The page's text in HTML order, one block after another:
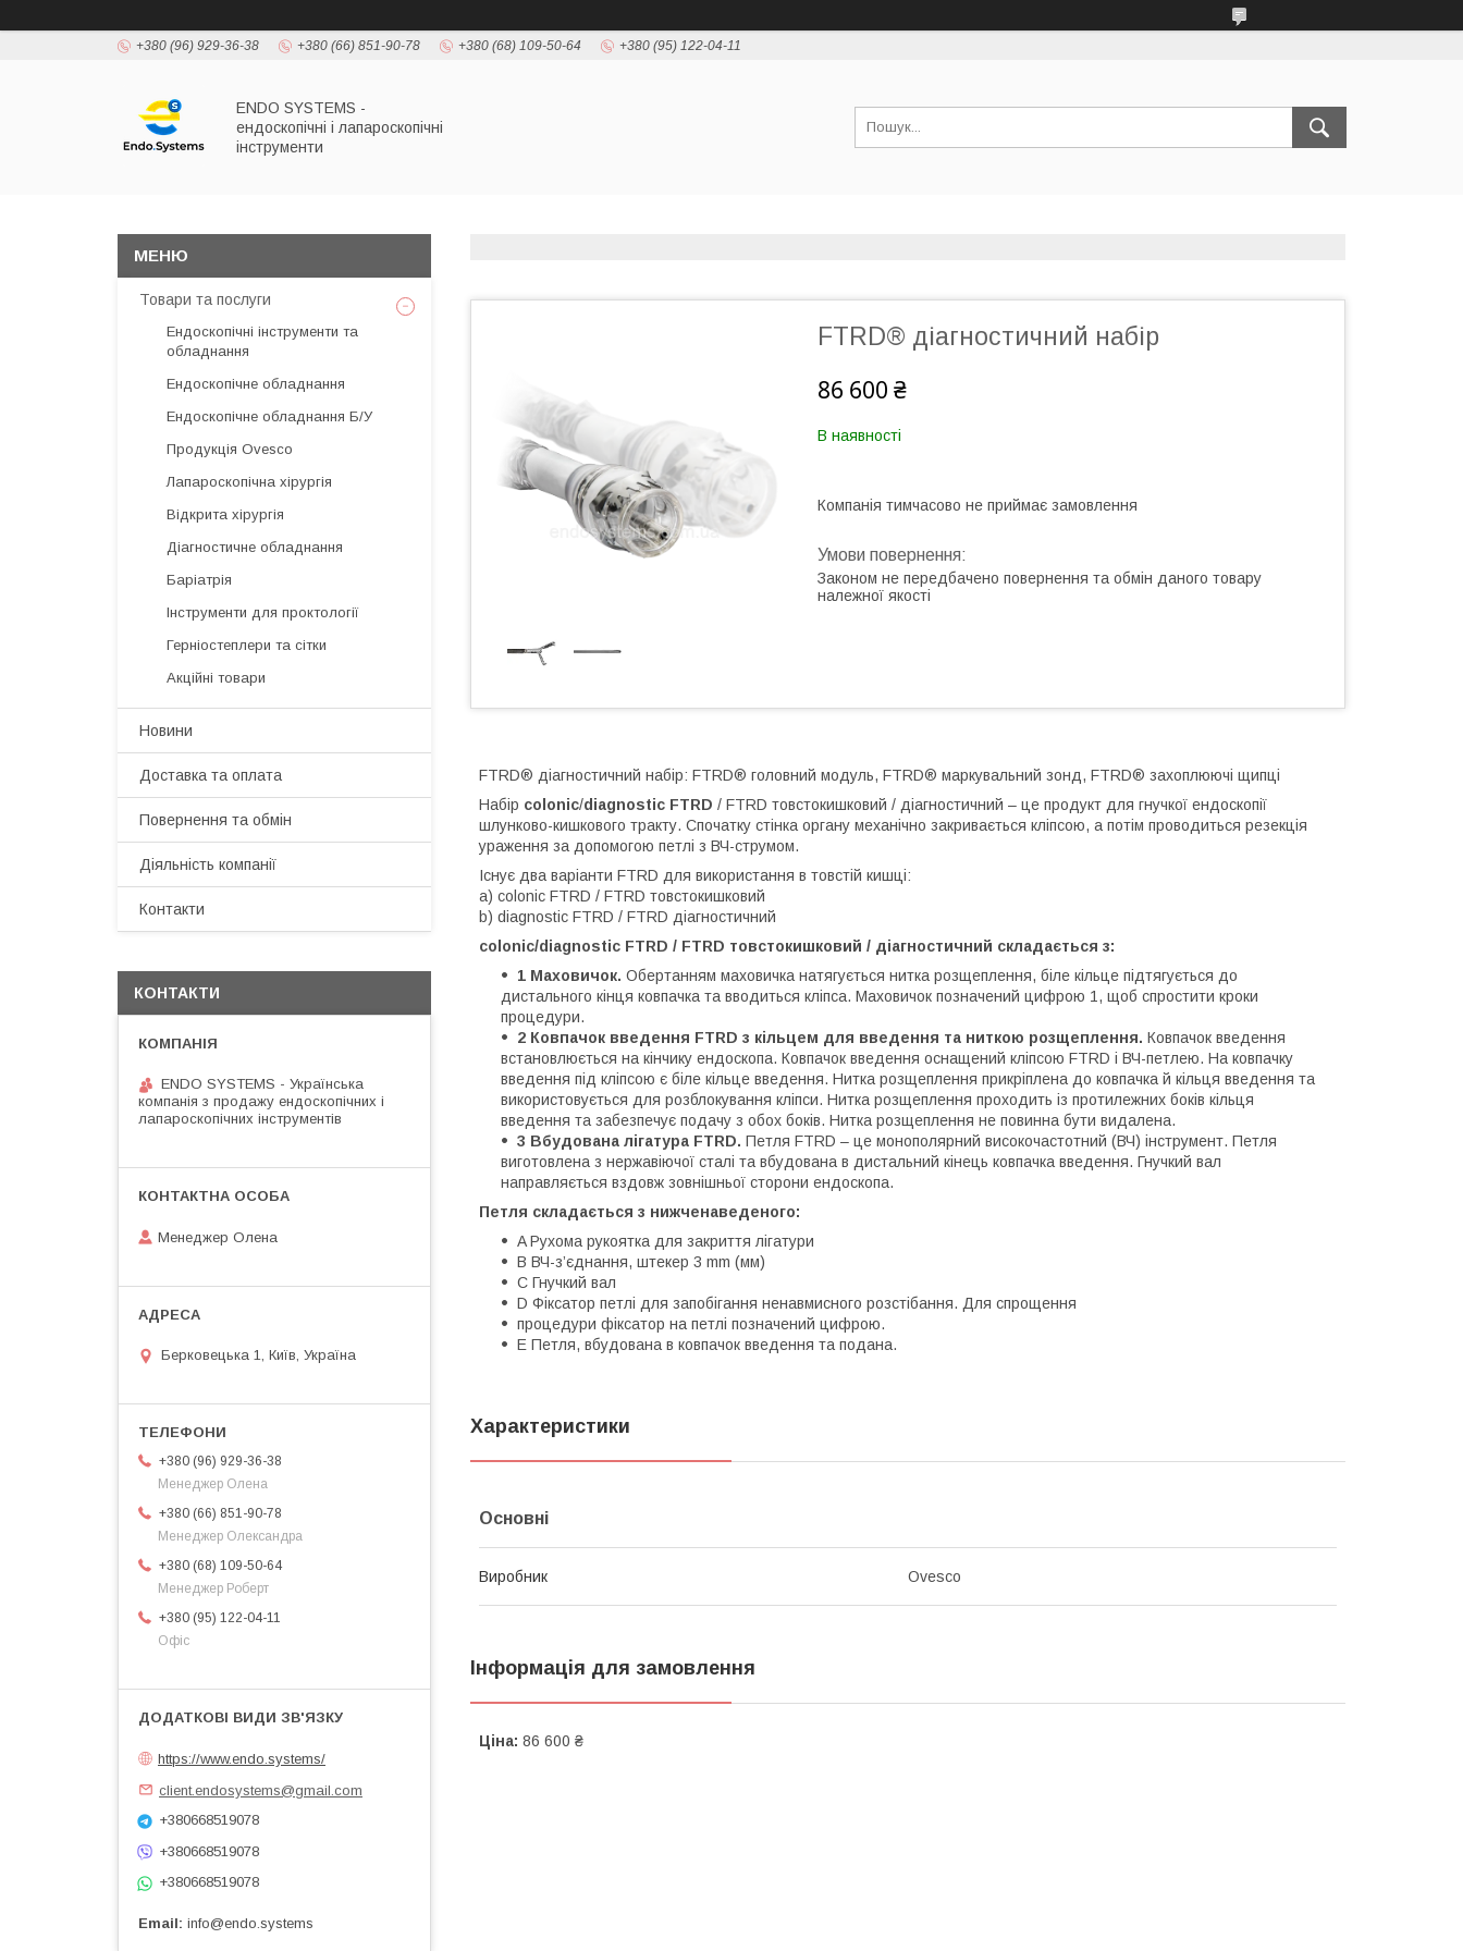
+380 (96) 929-36-38 +380 (66) 851-90-78 +380 (68) 109-50-64 +380 (95) 122-04-11
ENDO SYSTEMS -
ендоскопічні і лапароскопічні
інструменти
FTRD® діагностичний набір
86 600 ₴
В наявності
Компанія тимчасово не приймає замовлення
Законом не передбачено повернення та обмін даного товару
належної якості
FTRD® діагностичний набір: FTRD® головний модуль, FTRD® маркувальний зонд, FTRD® захоплюючі щипці
Набір colonic/diagnostic FTRD / FTRD товстокишковий / діагностичний – це продукт для гнучкої ендоскопії
шлунково-кишкового тракту. Спочатку стінка органу механічно закривається кліпсою, а потім проводиться резекція
ураження за допомогою петлі з ВЧ-струмом.
Існує два варіанти FTRD для використання в товстій кишці:
a) colonic FTRD / FTRD товстокишковий
b) diagnostic FTRD / FTRD діагностичний
colonic/diagnostic FTRD / FTRD товстокишковий / діагностичний складається з:
1 Маховичок. Обертанням маховичка натягується нитка розщеплення, біле кільце підтягується до
дистального кінця ковпачка та вводиться кліпса. Маховичок позначений цифрою 1, щоб спростити кроки
процедури.
2 Ковпачок введення FTRD з кільцем для введення та ниткою розщеплення. Ковпачок введення
встановлюється на кінчику ендоскопа. Ковпачок введення оснащений кліпсою FTRD і ВЧ-петлею. На ковпачку
введення під кліпсою є біле кільце введення. Нитка розщеплення прикріплена до ковпачка й кільця введення та
використовується для розблокування кліпси. Нитка розщеплення проходить із протилежних боків кільця
введення та забезпечує подачу з обох боків. Нитка розщеплення не повинна бути видалена.
3 Вбудована лігатура FTRD. Петля FTRD – це монополярний високочастотний (ВЧ) інструмент. Петля
виготовлена з нержавіючої сталі та вбудована в дистальний кінець ковпачка введення. Гнучкий вал
направляється вздовж зовнішньої сторони ендоскопа.
Петля складається з нижченаведеного:
A Рухома рукоятка для закриття лігатури
B ВЧ-з’єднання, штекер 3 mm (мм)
C Гнучкий вал
D Фіксатор петлі для запобігання ненавмисного розстібання. Для спрощення
процедури фіксатор на петлі позначений цифрою.
E Петля, вбудована в ковпачок введення та подана.
Характеристики
Основні
Виробник Ovesco
Інформація для замовлення
Ціна: 86 600 ₴
Товари та послуги
Ендоскопічні інструменти та
обладнання
Ендоскопічне обладнання
Ендоскопічне обладнання Б/У
Продукція Ovesco
Лапароскопічна хірургія
Відкрита хірургія
Діагностичне обладнання
Баріатрія
Інструменти для проктології
Герніостеплери та сітки
Акційні товари
Новини
Доставка та оплата
Повернення та обмін
Діяльність компанії
Контакти
КОНТАКТИ
ENDO SYSTEMS - Українська
компанія з продажу ендоскопічних і
лапароскопічних інструментів
Менеджер Олена
Берковецька 1, Київ, Україна
+380 (96) 929-36-38
Менеджер Олена
+380 (66) 851-90-78
Менеджер Олександра
+380 (68) 109-50-64
Менеджер Роберт
+380 (95) 122-04-11
Офіс
https://www.endo.systems/
client.endosystems@gmail.com
+380668519078
+380668519078
+380668519078
Email info@endo.systems